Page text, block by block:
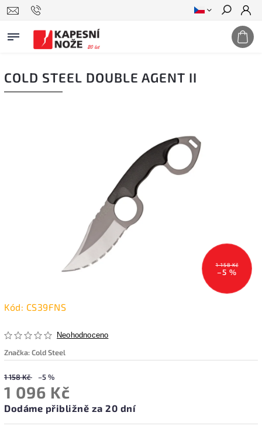
Hledat
COLD STEEL DOUBLE AGENT II
1 158 Kč
–5 %
Kód: CS39FNS
Neohodnoceno
Značka:Cold Steel
1 158 Kč –5 %
1 096 Kč
Dodáme přibližně za 20 dní